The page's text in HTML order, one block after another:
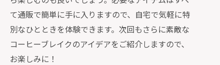
て通販で簡単に手に入りますので、自宅で気軽に特
別なひとときを体験できます。次回もさらに素敵な
コーヒーブレイクのアイデアをご紹介しますので、
お楽しみに！